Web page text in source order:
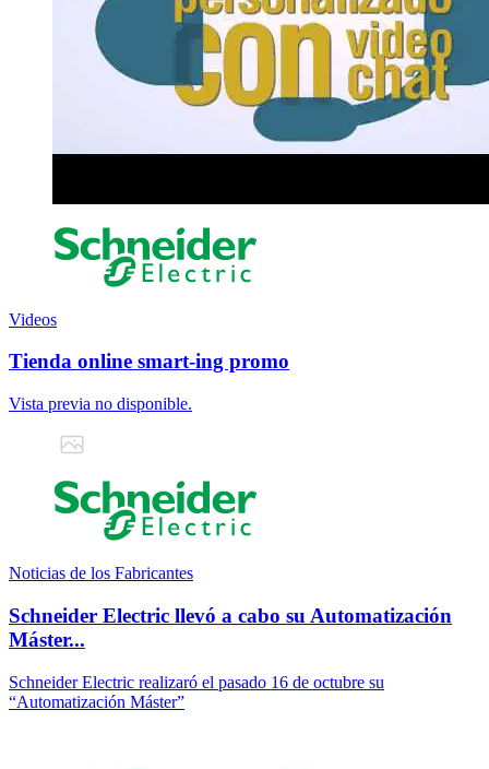
Videos
Tienda online smart-ing promo
Vista previa no disponible.
Noticias de los Fabricantes
Schneider Electric llevó a cabo su Automatización
Máster...
Schneider Electric realizaró el pasado 16 de octubre su
“Automatización Máster”